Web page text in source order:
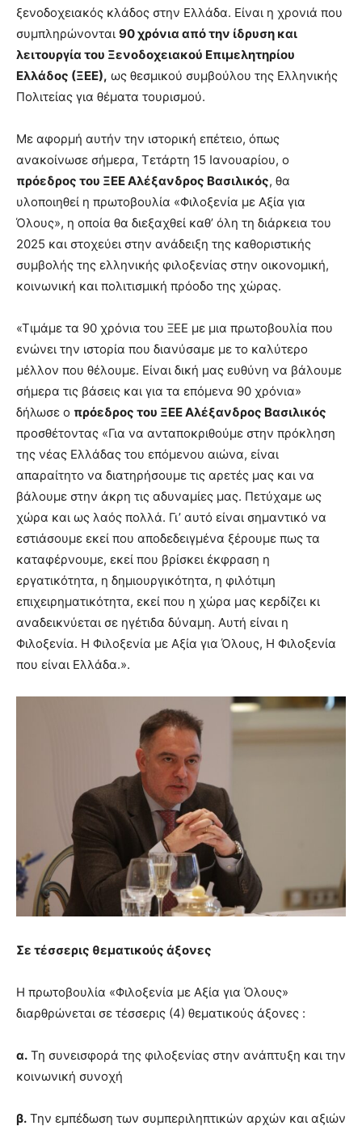
ξενοδοχειακός κλάδος στην Ελλάδα. Είναι η χρονιά που
συμπληρώνονται 90 χρόνια από την ίδρυση και
λειτουργία του Ξενοδοχειακού Επιμελητηρίου
Ελλάδος (ΞΕΕ), ως θεσμικού συμβούλου της Ελληνικής
Πολιτείας για θέματα τουρισμού.
Με αφορμή αυτήν την ιστορική επέτειο, όπως
ανακοίνωσε σήμερα, Τετάρτη 15 Ιανουαρίου, ο
πρόεδρος του ΞΕΕ Αλέξανδρος Βασιλικός, θα
υλοποιηθεί η πρωτοβουλία «Φιλοξενία με Αξία για
Όλους», η οποία θα διεξαχθεί καθ’ όλη τη διάρκεια του
2025 και στοχεύει στην ανάδειξη της καθοριστικής
συμβολής της ελληνικής φιλοξενίας στην οικονομική,
κοινωνική και πολιτισμική πρόοδο της χώρας.
«Τιμάμε τα 90 χρόνια του ΞΕΕ με μια πρωτοβουλία που
ενώνει την ιστορία που διανύσαμε με το καλύτερο
μέλλον που θέλουμε. Είναι δική μας ευθύνη να βάλουμε
σήμερα τις βάσεις και για τα επόμενα 90 χρόνια»
δήλωσε ο πρόεδρος του ΞΕΕ Αλέξανδρος Βασιλικός
προσθέτοντας «Για να ανταποκριθούμε στην πρόκληση
της νέας Ελλάδας του επόμενου αιώνα, είναι
απαραίτητο να διατηρήσουμε τις αρετές μας και να
βάλουμε στην άκρη τις αδυναμίες μας. Πετύχαμε ως
χώρα και ως λαός πολλά. Γι’ αυτό είναι σημαντικό να
εστιάσουμε εκεί που αποδεδειγμένα ξέρουμε πως τα
καταφέρνουμε, εκεί που βρίσκει έκφραση η
εργατικότητα, η δημιουργικότητα, η φιλότιμη
επιχειρηματικότητα, εκεί που η χώρα μας κερδίζει κι
αναδεικνύεται σε ηγέτιδα δύναμη. Αυτή είναι η
Φιλοξενία. Η Φιλοξενία με Αξία για Όλους, Η Φιλοξενία
που είναι Ελλάδα.».
Σε τέσσερις θεματικούς άξονες
Η πρωτοβουλία «Φιλοξενία με Αξία για Όλους»
διαρθρώνεται σε τέσσερις (4) θεματικούς άξονες :
α. Τη συνεισφορά της φιλοξενίας στην ανάπτυξη και την
κοινωνική συνοχή
β. Την εμπέδωση των συμπεριληπτικών αρχών και αξιών